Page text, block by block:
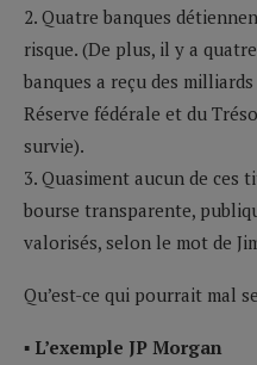
2. Quatre banques
risque. (De plus, il y a
banques a reçu des
Réserve fédérale et du
survie).
3. Quasiment aucun de ces
bourse transparente,
valorisés, selon le mot de
Qu’est-ce qui pourrait mal
▪ L’exemple JP Morgan